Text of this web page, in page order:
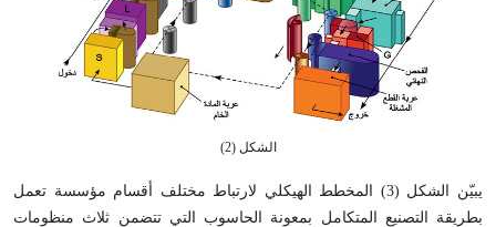
الشكل (2)
يبيّن الشكل (3) المخطط الهيكلي لارتباط مختلف أقسام مؤسسة تعمل
بطريقة التصنيع المتكامل بمعونة الحاسوب التي تتضمن ثلاث منظومات